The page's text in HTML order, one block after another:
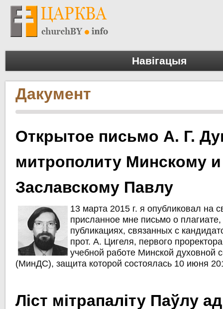
Навігацыя
Дакумент
Открытое письмо А. Г.
митрополиту Минскому и
Заславскому Павлу
13 марта 2015 г. я опубликовал на
присланное мне письмо о
публикациях, связанных с
прот. А. Цигеля, первого
учебной работе Минской духовной
(МинДС), защита которой состоялась 10 июня
Ліст мітрапаліту Паўлу ад